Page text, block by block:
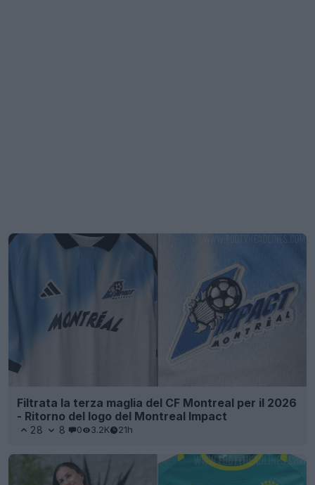
Filtrata la terza maglia del CF Montreal per il 2026
- Ritorno del logo del Montreal Impact
28 8 0 3.2K 21h